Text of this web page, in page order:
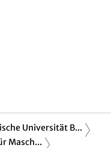
Universität B...
Masch...